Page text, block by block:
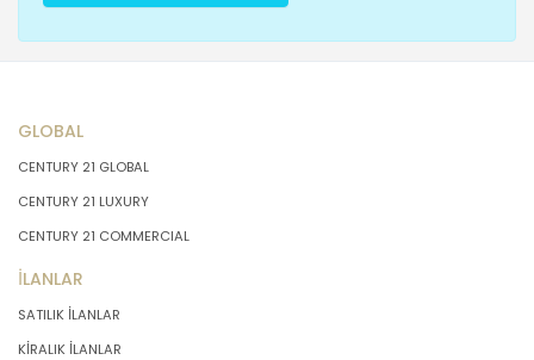
GLOBAL
CENTURY 21 GLOBAL
CENTURY 21 LUXURY
CENTURY 21 COMMERCIAL
İLANLAR
SATILIK İLANLAR
KİRALIK İLANLAR